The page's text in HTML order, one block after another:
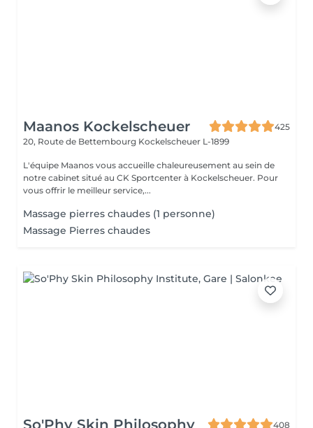
Maanos Kockelscheuer
425
20, Route de Bettembourg Kockelscheuer L-1899
L'équipe Maanos vous accueille chaleureusement au sein de
notre cabinet situé au CK Sportcenter à Kockelscheuer. Pour
vous offrir le meilleur service,...
Massage pierres chaudes (1 personne)
Massage Pierres chaudes
So'Phy Skin Philosophy 408